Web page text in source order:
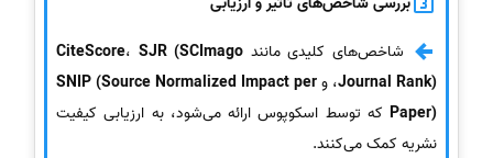
شاخص‌های کلیدی مانند
CiteScore، SJR (SCImago
Journal Rank)، وSNIP (Source Normalized Impact per
Paper) که توسط اسکوپوس ارائه می‌شود، به ارزیابی کیفیت
نشریه کمک می‌کنند.